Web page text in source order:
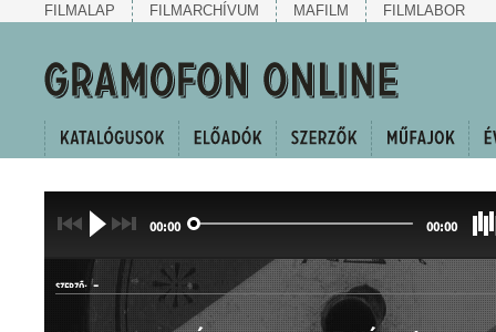
FILMALAP FILMARCHÍVUM MAFILM FILMLABOR
00:00 00:00
SZERZŐ: -